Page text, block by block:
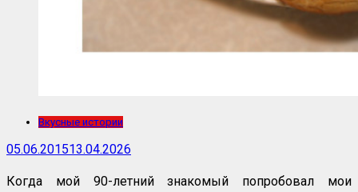
Вкусные истории
05.06.201513.04.2026
Когда мой 90-летний знакомый попробовал мои